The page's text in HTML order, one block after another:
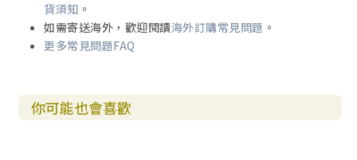
貨須知 。
如需寄送海外，歡迎閱讀海外訂購常見問題 。
更多常見問題FAQ
你可能也會喜歡